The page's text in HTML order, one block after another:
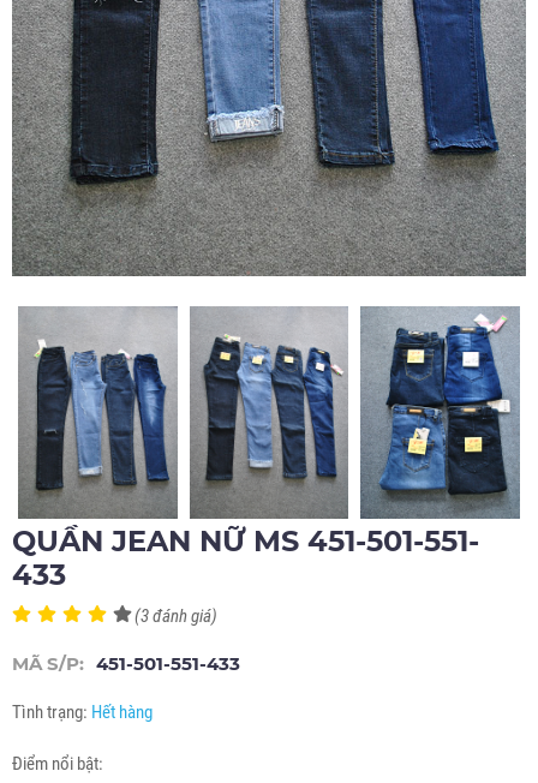
QUẦN JEAN NỮ MS 451-501-551-
433
(3 đánh giá)
MÃ S/P: 451-501-551-433
Tình trạng: Hết hàng
Điểm nổi bật: